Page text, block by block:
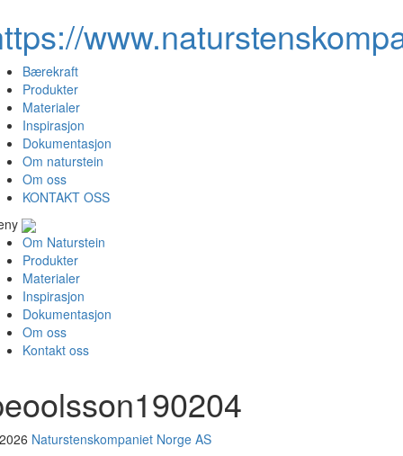
Bærekraft
Produkter
Materialer
Inspirasjon
Dokumentasjon
Om naturstein
Om oss
KONTAKT OSS
Om Naturstein
Produkter
Materialer
Inspirasjon
Dokumentasjon
Om oss
Kontakt oss
Naturstenskompaniet Norge AS